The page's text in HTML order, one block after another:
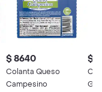
$ 8640
Colanta Queso
Campesino
$